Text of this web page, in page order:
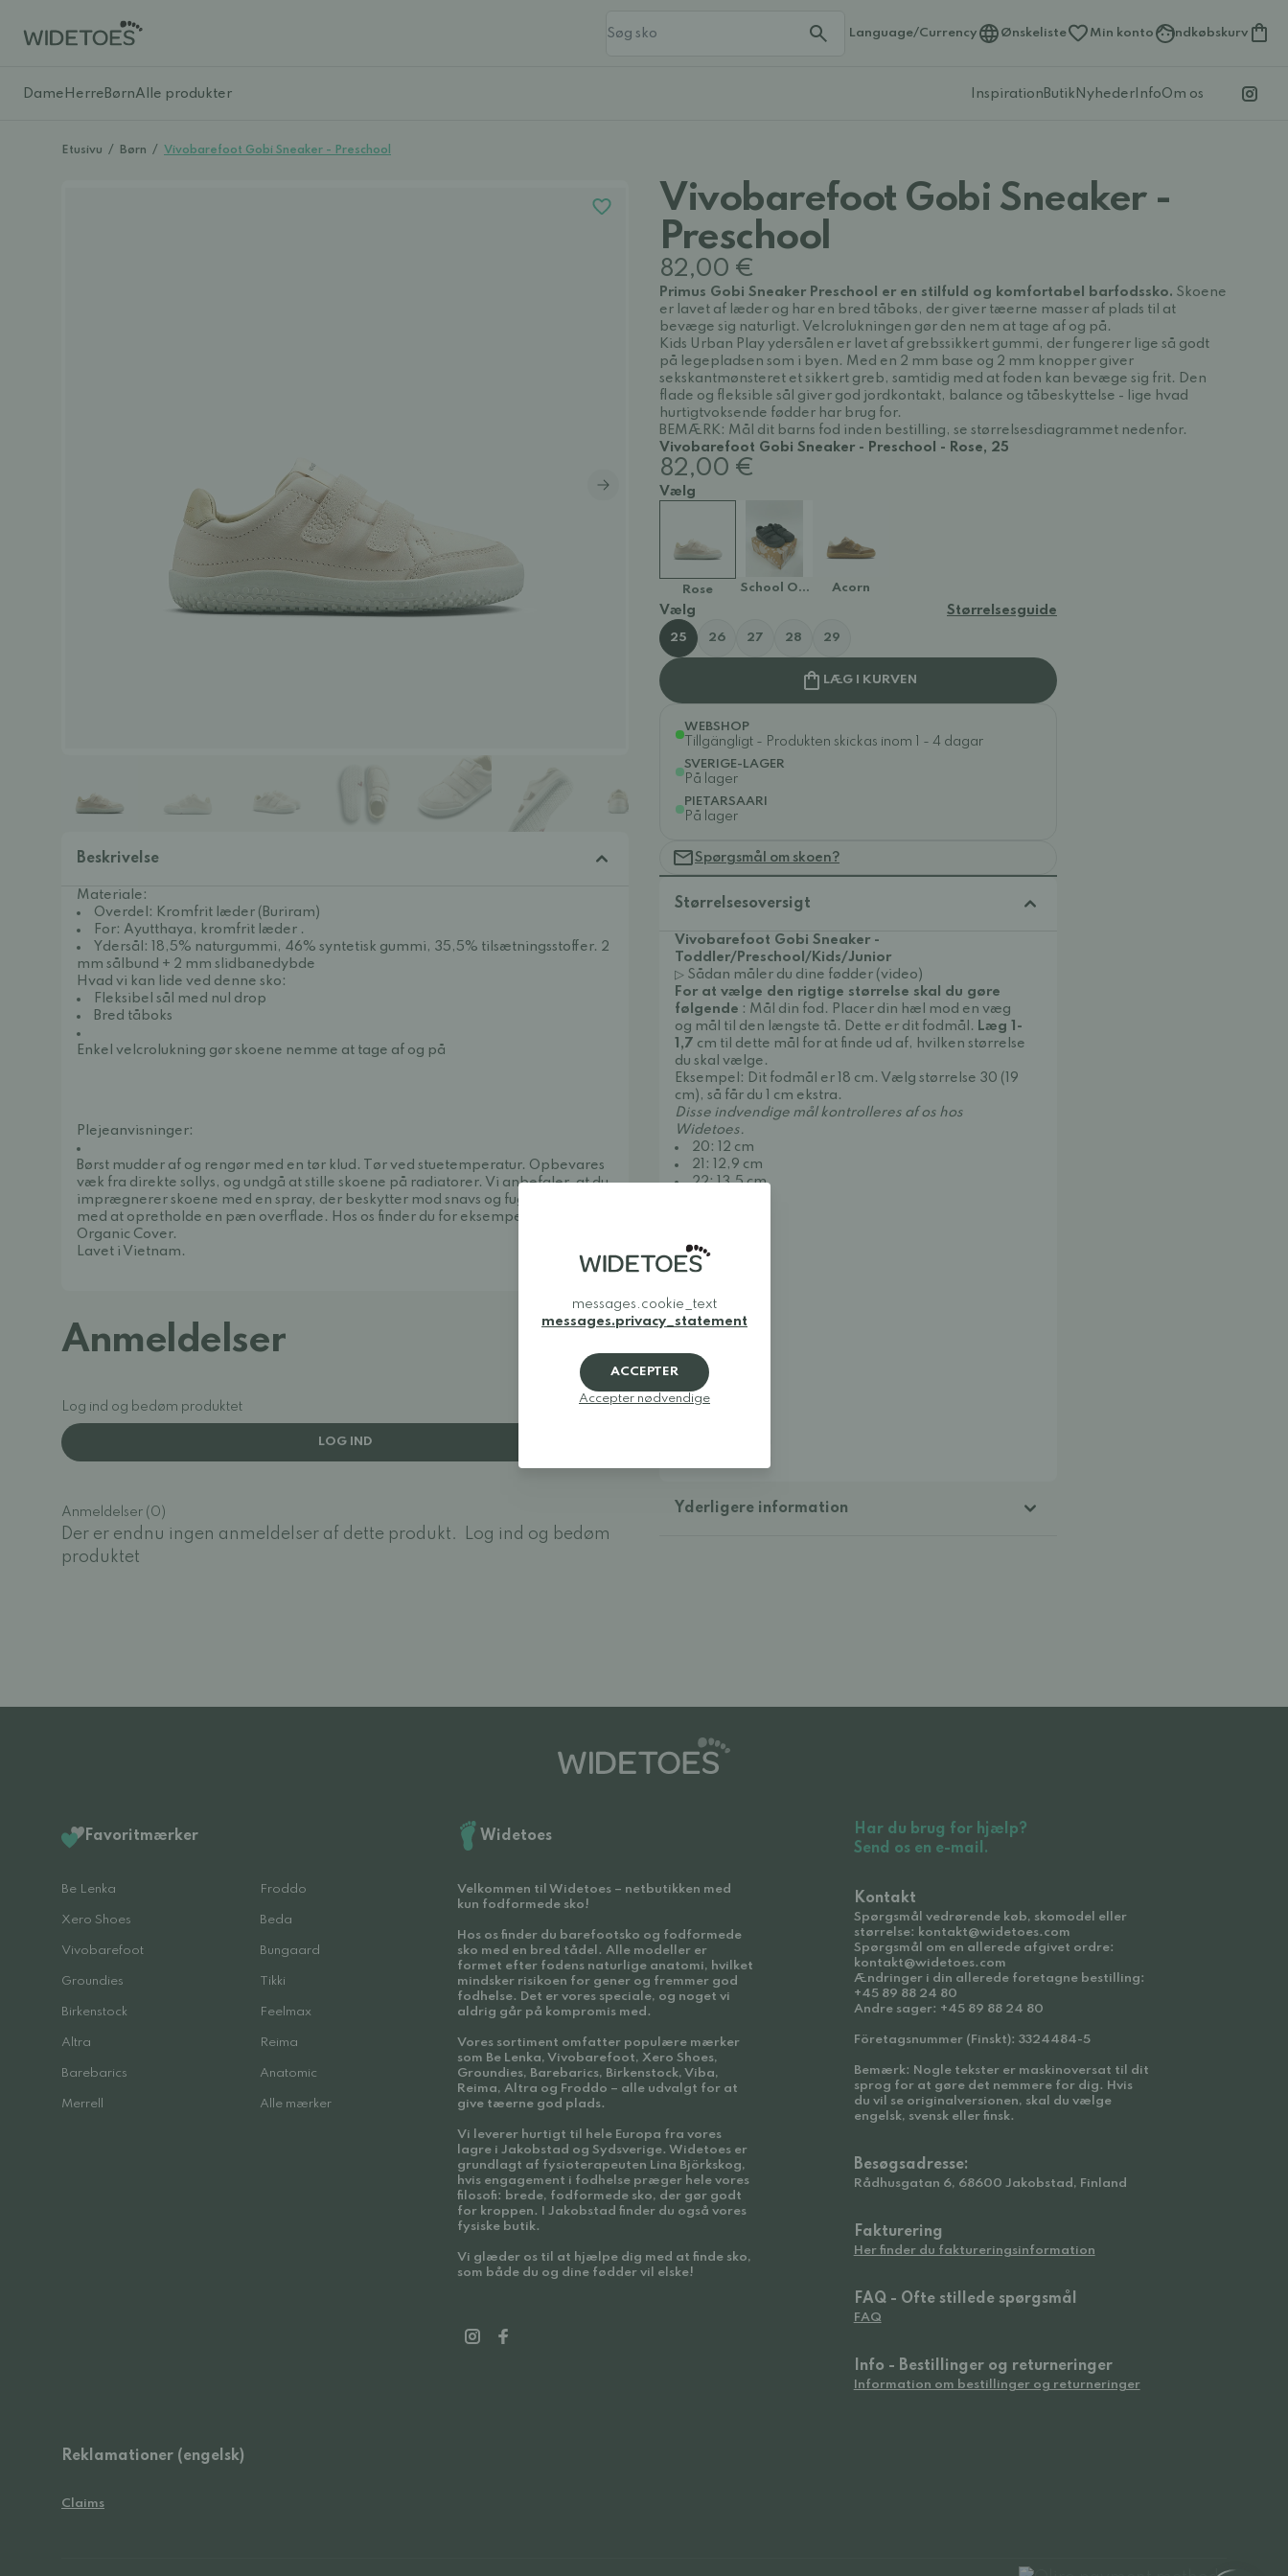
Language/Currency Ønskeliste Min konto Indkøbskurv
Dame Herre BørnAlle produkter Inspiration Butik Nyheder InfoOm os
Etusivu / Børn / Vivobarefoot Gobi Sneaker - Preschool
Beskrivelse
Materiale:
Overdel: Kromfrit læder (Buriram)
For: Ayutthaya, kromfrit læder .
Ydersål: 18,5% naturgummi, 46% syntetisk gummi, 35,5% tilsætningsstoffer. 2
mm sålbund + 2 mm slidbanedybde
Hvad vi kan lide ved denne sko:
Fleksibel sål med nul drop
Bred tåboks
Enkel velcrolukning gør skoene nemme at tage af og på
Plejeanvisninger:
Børst mudder af og rengør med en tør klud. Tør ved stuetemperatur. Opbevares
væk fra direkte sollys, og undgå at stille skoene på radiatorer. Vi anbefaler, at du
imprægnerer skoene med en spray, der beskytter mod snavs og fugt og hjælper
med at opretholde en pæn overflade. Hos os finder du for eksempel
Organic Cover.
Lavet i Vietnam.
Anmeldelser
Log ind og bedøm produktet
LOG IND
Anmeldelser (0)
Der er endnu ingen anmeldelser af dette produkt.
Log ind og bedøm
produktet
Vivobarefoot Gobi Sneaker -
Preschool
82,00 €
Primus Gobi Sneaker Preschool er en stilfuld og komfortabel barfodssko. Skoene
er lavet af læder og har en bred tåboks, der giver tæerne masser af plads til at
bevæge sig naturligt. Velcrolukningen gør den nem at tage af og på.
Kids Urban Play ydersålen er lavet af grebssikkert gummi, der fungerer lige så godt
på legepladsen som i byen. Med en 2 mm base og 2 mm knopper giver
sekskantmønsteret et sikkert greb, samtidig med at foden kan bevæge sig frit. Den
flade og fleksible sål giver god jordkontakt, balance og tåbeskyttelse - lige hvad
hurtigtvoksende fødder har brug for.
BEMÆRK: Mål dit barns fod inden bestilling, se størrelsesdiagrammet nedenfor.
Vivobarefoot Gobi Sneaker - Preschool - Rose, 25
82,00 €
Vælg
Rose School ObsidianAcorn
Vælg Størrelsesguide
25 26 27 28 29
LÆG I KURVEN
WEBSHOP
Tillgängligt - Produkten skickas inom 1 - 4 dagar
SVERIGE-LAGER
På lager
PIETARSAARI
På lager
Spørgsmål om skoen?
Størrelsesoversigt
Vivobarefoot Gobi Sneaker -
Toddler/Preschool/Kids/Junior
▷ Sådan måler du dine fødder (video)
For at vælge den rigtige størrelse skal du gøre
følgende : Mål din fod. Placer din hæl mod en væg
og mål til den længste tå. Dette er dit fodmål. Læg 1-
1,7 cm til dette mål for at finde ud af, hvilken størrelse
du skal vælge.
Eksempel: Dit fodmål er 18 cm. Vælg størrelse 30 (19
cm), så får du 1 cm ekstra.
Disse indvendige mål kontrolleres af os hos
Widetoes.
20: 12 cm
21: 12,9 cm
22: 13,5 cm
26: 16,4 cm
27:
29: 18,3 cm
30: 19 cm
32: 20 cm
33: 21 cm
34: 21,5 cm
35: 22,5 cm
Yderligere information
Favoritmærker
Be Lenka Froddo
Xero Shoes Beda
Vivobarefoot Bungaard
Groundies Tikki
Birkenstock Feelmax
Altra Reima
Barebarics Anatomic
Merrell Alle mærker
Widetoes
Velkommen til Widetoes – netbutikken med
kun fodformede sko!
Hos os finder du barefootsko og fodformede
sko med en bred tådel. Alle modeller er
formet efter fodens naturlige anatomi, hvilket
mindsker risikoen for gener og fremmer god
fodhelse. Det er vores speciale, og noget vi
aldrig går på kompromis med.
Vores sortiment omfatter populære mærker
som Be Lenka, Vivobarefoot, Xero Shoes,
Groundies, Barebarics, Birkenstock, Viba,
Reima, Altra og Froddo – alle udvalgt for at
give tæerne god plads.
Vi leverer hurtigt til hele Europa fra vores
lagre i Jakobstad og Sydsverige. Widetoes er
grundlagt af fysioterapeuten Lina Björkskog,
hvis engagement i fodhelse præger hele vores
filosofi: brede, fodformede sko, der gør godt
for kroppen. I Jakobstad finder du også vores
fysiske butik.
Vi glæder os til at hjælpe dig med at finde sko,
som både du og dine fødder vil elske!
Har du brug for hjælp?
Send os en e-mail.
Kontakt
Spørgsmål vedrørende køb, skomodel eller
størrelse: kontakt@widetoes.com
Spørgsmål om en allerede afgivet ordre:
kontakt@widetoes.com
Ændringer i din allerede foretagne bestilling:
+45 89 88 24 80
Andre sager: +45 89 88 24 80
Företagsnummer (Finskt): 3324484-5
Bemærk: Nogle tekster er maskinoversat til dit
sprog for at gøre det nemmere for dig. Hvis
du vil se originalversionen, skal du vælge
engelsk, svensk eller finsk.
Besøgsadresse:
Rådhusgatan 6, 68600 Jakobstad, Finland
Fakturering
Her finder du faktureringsinformation
FAQ - Ofte stillede spørgsmål
FAQ
Info - Bestillinger og returneringer
Information om bestillinger og returneringer
Reklamationer (engelsk)
Claims
messages.cookie_text
messages.privacy_statement
ACCEPTER
Accepter nødvendige